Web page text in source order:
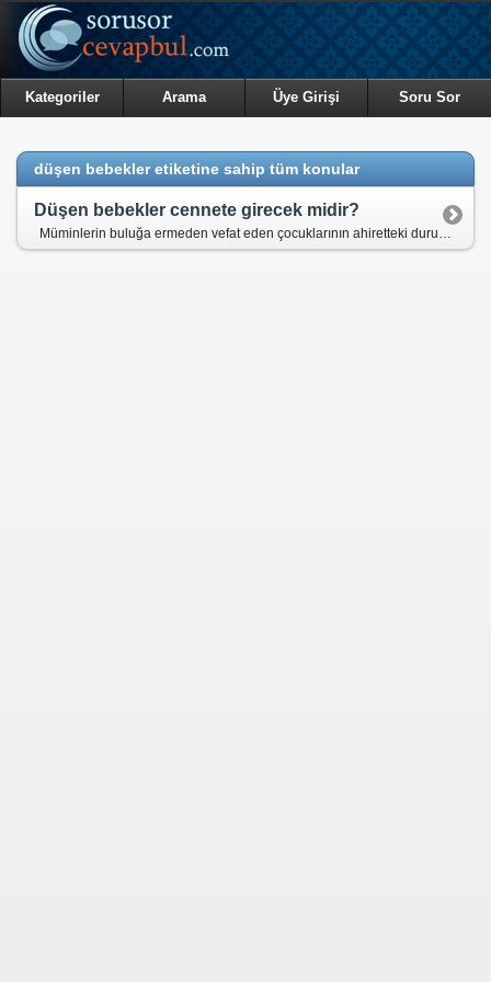
Kategoriler Arama Üye Girişi Soru Sor
düşen bebekler etiketine sahip tüm konular
Düşen bebekler cennete girecek midir?
Müminlerin buluğa ermeden vefat eden çocuklarının ahiretteki durumu ne olacaktır? Düşük bebekler için hüküm nedir?